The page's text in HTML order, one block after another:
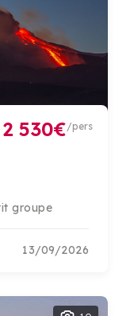
2 530€/pers
groupe
13/09/2026